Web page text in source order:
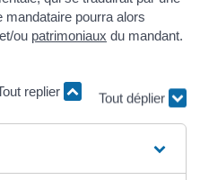
mandataire pourra alors
ou patrimoniaux du mandant.
replier
Tout déplier